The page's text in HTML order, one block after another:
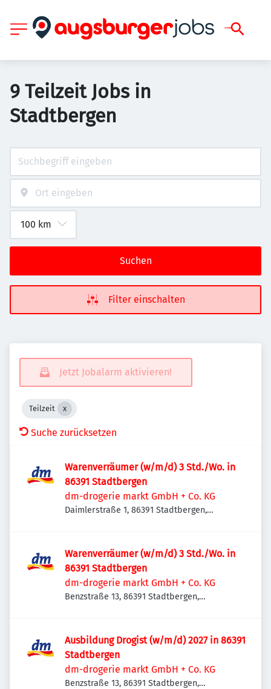
9 Teilzeit Jobs in
Stadtbergen
Suchen
Filter einschalten
Jetzt Jobalarm aktivieren!
Teilzeit
Suche zurücksetzen
Warenverräumer (w/m/d) 3 Std./Wo. in
86391 Stadtbergen
dm-drogerie markt GmbH + Co. KG
Daimlerstraße 1, 86391 Stadtbergen,
Warenverräumer (w/m/d) 3 Std./Wo. in
86391 Stadtbergen
dm-drogerie markt GmbH + Co. KG
Benzstraße 13, 86391 Stadtbergen,
Ausbildung Drogist (w/m/d) 2027 in 86391
Stadtbergen
dm-drogerie markt GmbH + Co. KG
Benzstraße 13, 86391 Stadtbergen,